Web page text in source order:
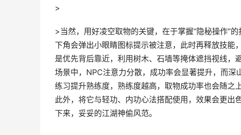
>
>当然，用好凌空取物的关键，在于掌握“隐秘操作”
下角会弹出小眼睛图标提示被注意，此时再释放技能
是优先背后靠近，利用树木、石墙等掩体遮挡视线
场景中，NPC注意力分散，成功率会显著提升，而
练习提升熟练度，熟练度越高，取物成功率也会随之
此外，将它与轻功、内功心法搭配使用，效果会更
下来，妥妥的江湖神偷风范。